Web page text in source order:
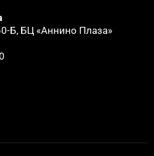
Б, БЦ «Аннино Плаза»